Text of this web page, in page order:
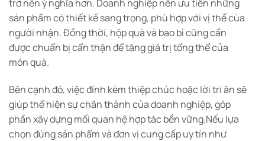
trở nên ý nghĩa hơn. Doanh nghiệp nên ưu tiên những
sản phẩm có thiết kế sang trọng, phù hợp với vị thế của
người nhận. Đồng thời, hộp quà và bao bì cũng cần
được chuẩn bị cẩn thận để tăng giá trị tổng thể của
món quà.
Bên cạnh đó, việc đính kèm thiệp chúc hoặc lời tri ân sẽ
giúp thể hiện sự chân thành của doanh nghiệp, góp
phần xây dựng mối quan hệ hợp tác bền vững.Nếu lựa
chọn đúng sản phẩm và đơn vị cung cấp uy tín như